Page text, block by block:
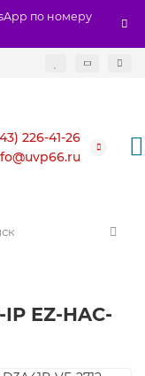
по номеру
226-41-26
EZ-HAC-